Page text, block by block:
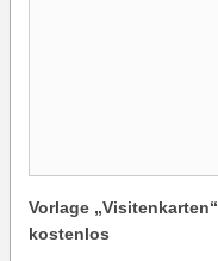
Vorlage
kostenlos